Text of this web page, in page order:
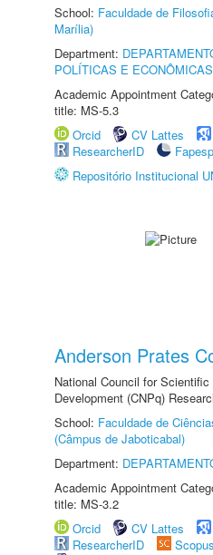
School: Faculdade de
Marília)
Department:
POLÍTICAS E ECONÔMICAS
Academic Appointment
title: MS-5.3
Orcid
CV Lattes
ResearcherID
Fapesp
Repositório Institucional
Anderson Prates
National Council for Scientific
Development (CNPq)
School: Faculdade de
(Câmpus de Jaboticabal)
Department:
Academic Appointment
title: MS-3.2
Orcid
CV Lattes
ResearcherID
Scopus